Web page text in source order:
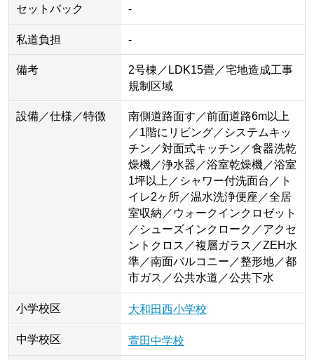
セットバック -
私道負担 -
備考
2号棟／LDK15畳／宅地造成工事
規制区域
設備／仕様／特徴
南側道路面す／前面道路6m以上
／1階にリビング／システムキッ
チン／対面式キッチン／食器洗乾
燥機／浄水器／浴室乾燥機／浴室
1坪以上／シャワー付洗面台／ト
イレ2ヶ所／温水洗浄便座／全居
室収納／ウォークインクロゼット
／シューズインクローク／アクセ
ントクロス／複層ガラス／ZEH水
準／南面バルコニー／整形地／都
市ガス／公共水道／公共下水
小学校区 大和田西小学校
中学校区 萱田中学校